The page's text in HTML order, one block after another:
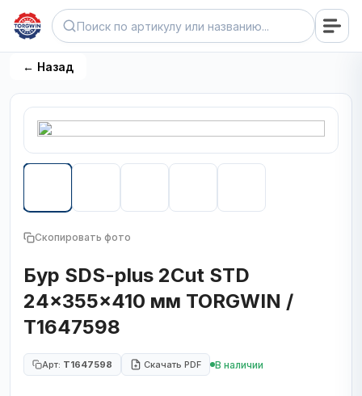
← Назад
Скопировать фото
Бур SDS-plus 2Cut STD
24x355x410 мм TORGWIN /
T1647598
Арт: T1647598 Скачать PDF В наличии